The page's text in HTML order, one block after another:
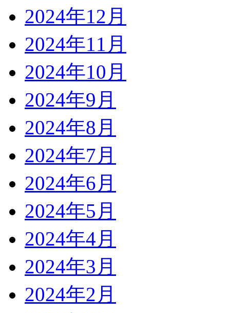
2024年12月
2024年11月
2024年10月
2024年9月
2024年8月
2024年7月
2024年6月
2024年5月
2024年4月
2024年3月
2024年2月